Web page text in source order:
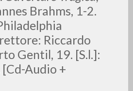
Brahms, 1-2.
Riccardo
Gentil, 19. [S.l.]:
Audio +
FOUND